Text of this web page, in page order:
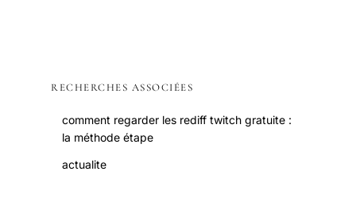
RECHERCHES ASSOCIÉES
comment regarder les rediff twitch gratuite :
la méthode étape
actualite